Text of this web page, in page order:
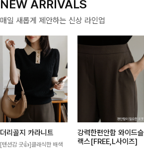
NEW ARRIVALS
매일 새롭게 제안하는 신상 라인업
더리골지 카라니트
[텐션감 굿👍]클래식한 배색
강력한편안함 와이드슬
랙스[FREE,L사이즈]